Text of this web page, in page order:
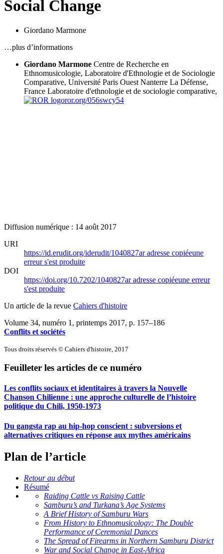
Social Change
Giordano Marmone
…plus d’informations
Giordano Marmone Centre de Recherche en
Ethnomusicologie, Laboratoire d'Ethnologie et de Sociologie
Comparative, Université Paris Ouest Nanterre La Défense,
France Laboratoire d'ethnologie et de sociologie comparative,
ror.org/056swcy54
Diffusion numérique : 14 août 2017
URI
https://id.erudit.org/iderudit/1040827aradresse copiéeune
erreur s'est produite
DOI
https://doi.org/10.7202/1040827aradresse copiéeune erreur
s'est produite
Un article de la revue Cahiers d'histoire
Volume 34, numéro 1, printemps 2017, p. 157–186
Conflits et sociétés
Tous droits réservés © Cahiers d'histoire, 2017
Feuilleter les articles de ce numéro
Les conflits sociaux et identitaires à travers la Nouvelle
Chanson Chilienne : une approche culturelle de l’histoire
politique du Chili, 1950-1973
Du gangsta rap au hip-hop conscient : subversions et
alternatives critiques en réponse aux mythes américains
Plan de l’article
Retour au début
Résumé
Raiding Cattle vs Raising Cattle
Samburu’s and Turkana’s Age Systems
A Brief History of Samburu Wars
From History to Ethnomusicology: The Double
Performance of Ceremonial Dances
The Spread of Firearms in Northern Samburu District
War and Social Change in East-Africa